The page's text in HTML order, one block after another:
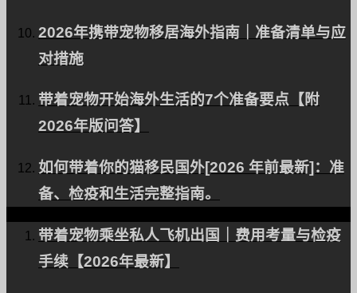
2026年携带宠物移居海外指南｜准备清单与应
对措施
带着宠物开始海外生活的7个准备要点【附
2026年版问答】
如何带着你的猫移民国外[2026 年前最新]：准
备、检疫和生活完整指南。
带着宠物乘坐私人飞机出国｜费用考量与检疫
手续【2026年最新】
专家支持您的宠物乘坐飞机。
在 Facebook 上
Instagram
联系方式
RSS